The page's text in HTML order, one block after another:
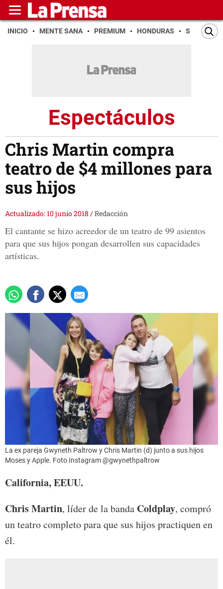
INICIO MENTE SANA PREMIUM HONDURAS SAN PEDRO
Espectáculos
Chris Martin compra
teatro de $4 millones para
sus hijos
Actualizado: 10 junio 2018 /Redacción
El cantante se hizo acreedor de un teatro de 99 asientos
para que sus hijos pongan desarrollen sus capacidades
artísticas.
La ex pareja Gwyneth Paltrow y Chris Martin (d) junto a sus hijos
Moses y Apple. Foto Instagram @gwynethpaltrow
California, EEUU.
Chris Martin, líder de la banda Coldplay, compró
un teatro completo para que sus hijos practiquen en
él.